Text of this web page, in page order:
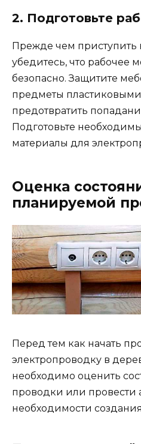
2. Подготовьте
Прежде чем приступить
убедитесь, что рабочее
безопасно. Защитите
предметы
предотвратить
Подготовьте
материалы для
Оценка
планируемой
Перед тем как начать
электропроводку в
необходимо оценить
проводки или провести
необходимости